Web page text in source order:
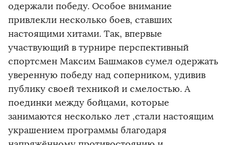
одержали победу. Особое внимание
привлекли несколько боев, ставших
настоящими хитами. Так, впервые
участвующий в турнире перспективный
спортсмен Максим Башмаков сумел одержать
уверенную победу над соперником, удивив
публику своей техникой и смелостью. А
поединки между бойцами, которые
занимаются несколько лет ,стали настоящим
украшением программы благодаря